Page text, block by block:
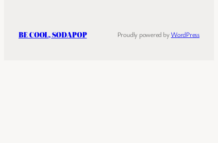
BE COOL, SODAPOP Proudly powered byWordPress